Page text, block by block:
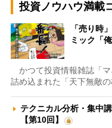
投資ノウハウ満載
「売り時
ミック「
かつて投資情報雑誌「
詰め込まれた「天下無敵
テクニカル分析・集中
【第10回】